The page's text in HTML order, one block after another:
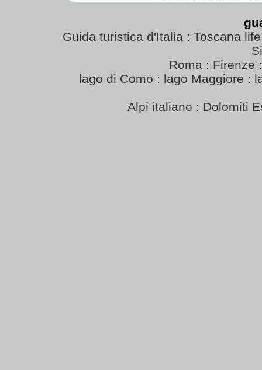
Guida turistica d'Italia : Toscana
Roma: Firenze
lago di Como : lago Maggiore :
Alpi italiane : Dolomiti